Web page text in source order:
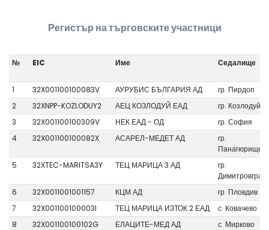
Регистър на търговските участници
№ EIC Име Седалище
1 32X001100100083V АУРУБИС БЪЛГАРИЯ АД
гр. Пирдоп
2
32XNPP-KOZLODUY2 АЕЦ КОЗЛОДУЙ ЕАД
гр. Козлодуй
3
32X001100100309V НЕК ЕАД - ОД
гр. София
4
32X001100100082X АСАРЕЛ-МЕДЕТ АД
гр.
Панагюрище
5
32XTEC-MARITSA3Y ТЕЦ МАРИЦА 3 АД
гр.
Димитровград
6
32X0011001001157 КЦМ АД
гр. Пловдив
7
32X001100100003I ТЕЦ МАРИЦА ИЗТОК 2 ЕАД
с. Ковачево
8
32X001100100102G ЕЛАЦИТЕ-МЕД АД
с. Мирково